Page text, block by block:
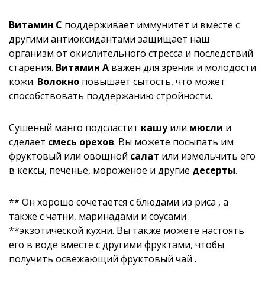
Витамин C поддерживает иммунитет и вместе с
другими антиоксидантами защищает наш
организм от окислительного стресса и последствий
старения. Витамин A важен для зрения и молодости
кожи. Волокно повышает сытость, что может
способствовать поддержанию стройности.
Сушеный манго подсластит кашуили мюсли и
сделает смесь орехов. Вы можете посыпать им
фруктовый или овощной салат или измельчить его
в кексы, печенье, мороженое и другие десерты.
** Он хорошо сочетается с блюдами из риса , а
также с чатни, маринадами и соусами
**экзотической кухни. Вы также можете настоять
его в воде вместе с другими фруктами, чтобы
получить освежающий фруктовый чай .